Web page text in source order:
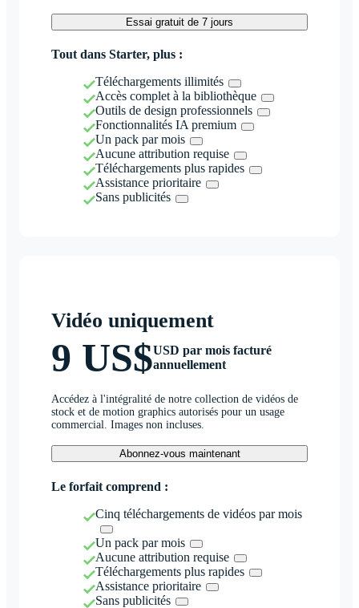
Essai gratuit de 7 jours
Tout dans Starter, plus :
Téléchargements illimités
Accès complet à la bibliothèque
Outils de design professionnels
Fonctionnalités IA premium
Un pack par mois
Aucune attribution requise
Téléchargements plus rapides
Assistance prioritaire
Sans publicités
Vidéo uniquement
9 US$USD par mois facturé
annuellement
Accédez à l'intégralité de notre collection de vidéos de
stock et de motion graphics autorisés pour un usage
commercial. Images non incluses.
Abonnez-vous maintenant
Le forfait comprend :
Cinq téléchargements de vidéos par mois
Un pack par mois
Aucune attribution requise
Téléchargements plus rapides
Assistance prioritaire
Sans publicités